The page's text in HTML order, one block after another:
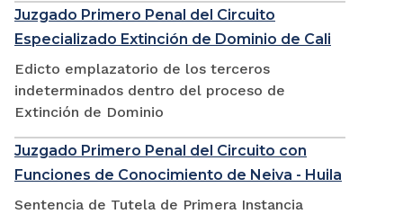
Juzgado Primero Penal del Circuito
Especializado Extinción de Dominio de Cali
Edicto emplazatorio de los terceros
indeterminados dentro del proceso de
Extinción de Dominio
Juzgado Primero Penal del Circuito con
Funciones de Conocimiento de Neiva - Huila
Sentencia de Tutela de Primera Instancia